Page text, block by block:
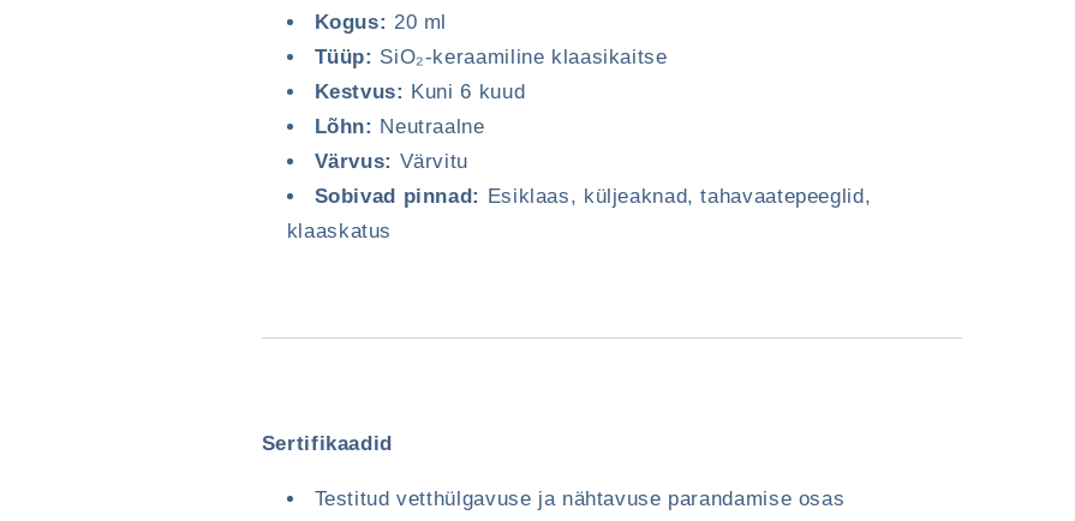
Kogus: 20 ml
Tüüp: SiO₂-keraamiline klaasikaitse
Kestvus: Kuni 6 kuud
Lõhn: Neutraalne
Värvus: Värvitu
Sobivad pinnad:
Esiklaas, küljeaknad, tahavaatepeeglid,
klaaskatus
Sertifikaadid
Testitud vetthülgavuse ja nähtavuse parandamise osas
Logige oma kontole sisse, et lisada tooteid
soovinimekirja ja vaadata oma eelnevalt salvestatud